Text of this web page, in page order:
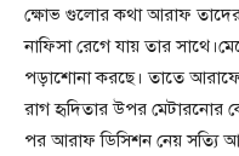
ক্ষোভ গুলোর কথা আরাফ
নাফিসা রেগে যায় তার
পড়াশোনা করছে। তাতে
রাগ হৃদিতার উপর মেটারনোর
পর আরাফ ডিসিশন নেয় সত্যি